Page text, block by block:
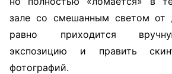
зале со смешанным светом от
равно приходится
экспозицию и править
фотографий.